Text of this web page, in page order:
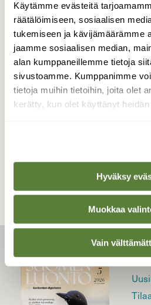
Käytämme evästeitä
räätälöimiseen, sosiaalisen
tukemiseen ja kävijämäärämme
jaamme sosiaalisen median,
alan kumppaneillemme tietoja
sivustoamme. Kumppanimme
tietoja muihin tietoihin, joita olet
kerätty, kun olet käyttänyt heidän
Hyväksy
Muokkaa
Vain
Joskus näinkin. Yleensä
uivat sulassa
Valokuvaaja: Reijo
TAKAISIN